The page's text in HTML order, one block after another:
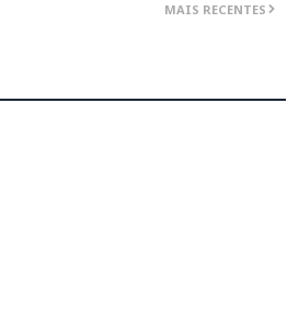
MAIS RECENTES